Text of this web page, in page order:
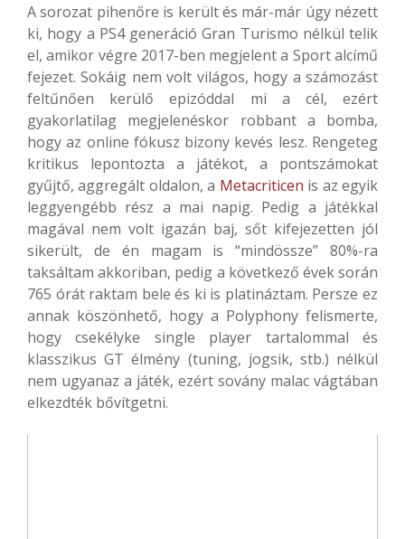
A sorozat pihenőre is került és már-már úgy nézett
ki, hogy a PS4 generáció Gran Turismo nélkül telik
el, amikor végre 2017-ben megjelent a Sport alcímű
fejezet. Sokáig nem volt világos, hogy a számozást
feltűnően kerülő epizóddal mi a cél, ezért
gyakorlatilag megjelenéskor robbant a bomba,
hogy az online fókusz bizony kevés lesz. Rengeteg
kritikus lepontozta a játékot, a pontszámokat
gyűjtő, aggregált oldalon, a Metacriticen is az egyik
leggyengébb rész a mai napig. Pedig a játékkal
magával nem volt igazán baj, sőt kifejezetten jól
sikerült, de én magam is “mindössze” 80%-ra
taksáltam akkoriban, pedig a következő évek során
765 órát raktam bele és ki is platináztam. Persze ez
annak köszönhető, hogy a Polyphony felismerte,
hogy csekélyke single player tartalommal és
klasszikus GT élmény (tuning, jogsik, stb.) nélkül
nem ugyanaz a játék, ezért sovány malac vágtában
elkezdték bővítgetni.